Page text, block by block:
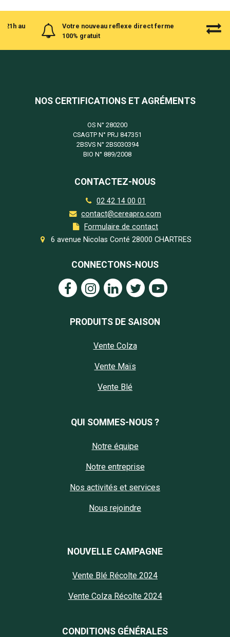
21h au
Votre nouveau reflexe direct ferme
100% gratuit
NOS CERTIFICATIONS ET AGRÉMENTS
OS N° 280200
CSAGTP N° PRJ 847351
2BSVS N° 2BS030394
BIO N° 889/2008
CONTACTEZ-NOUS
02 42 14 00 01
contact@cereapro.com
Formulaire de contact
6 avenue Nicolas Conté 28000 CHARTRES
CONNECTONS-NOUS
PRODUITS DE SAISON
Vente Colza
Vente Maïs
Vente Blé
QUI SOMMES-NOUS ?
Notre équipe
Notre entreprise
Nos activités et services
Nous rejoindre
NOUVELLE CAMPAGNE
Vente Blé Récolte 2024
Vente Colza Récolte 2024
CONDITIONS GÉNÉRALES